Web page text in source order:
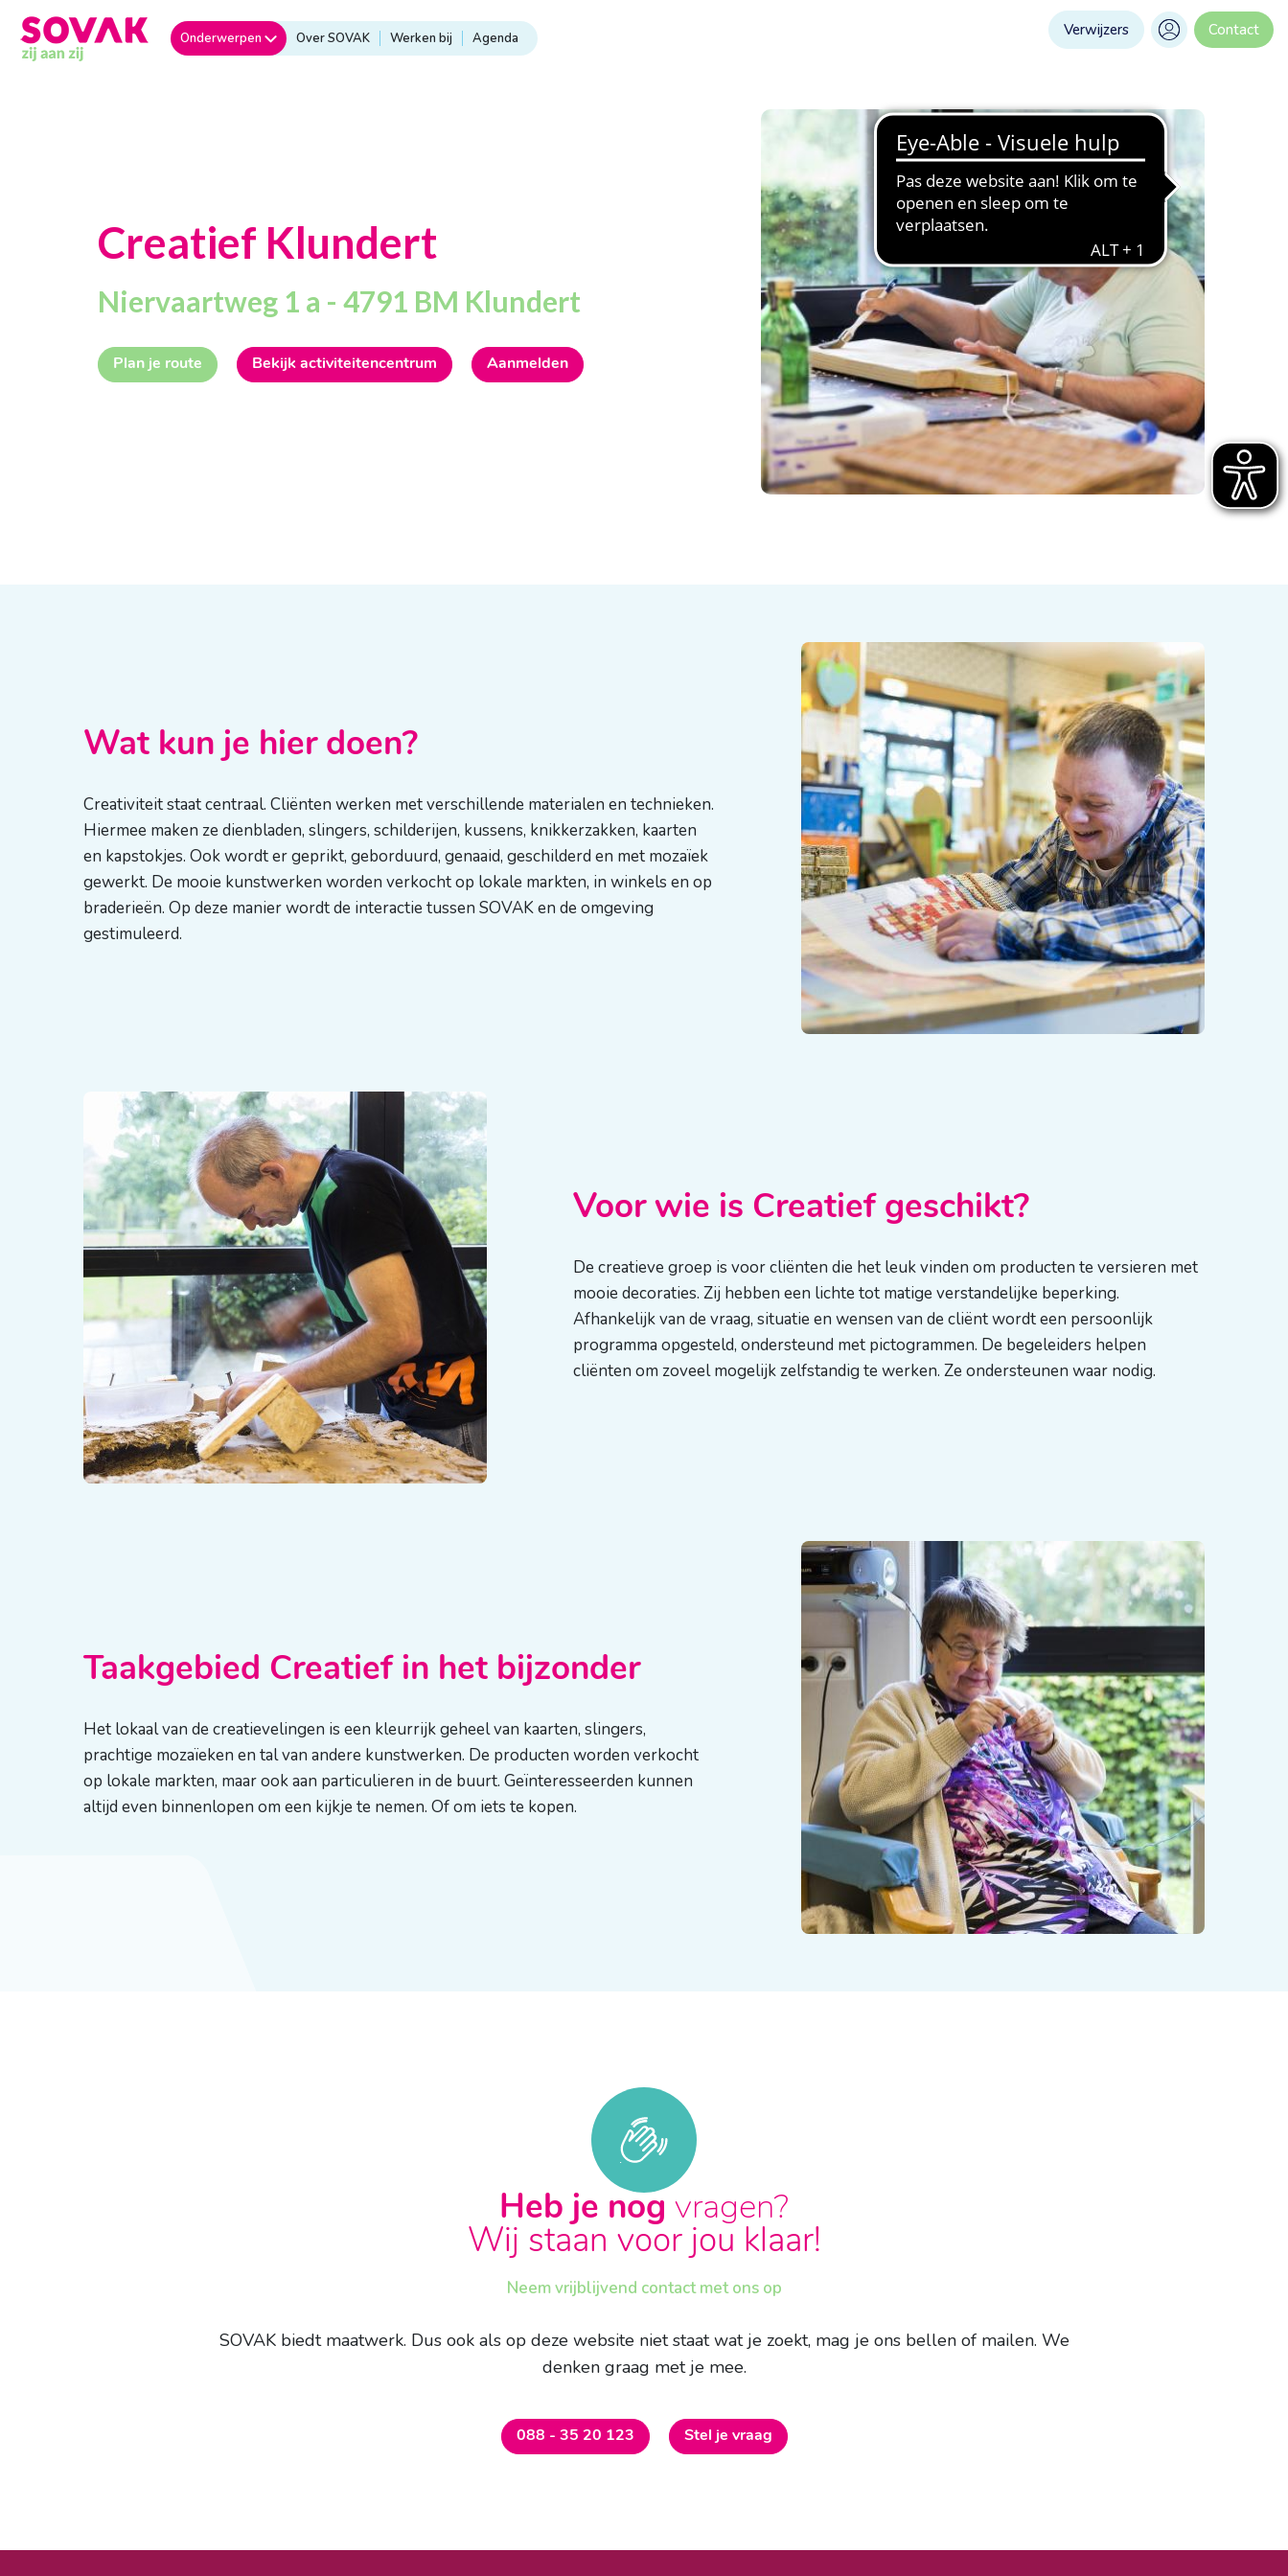
Onderwerpen Over SOVAK Werken bij Agenda Verwijzers Contact
Creatief Klundert
Niervaartweg 1 a - 4791 BM Klundert
Plan je route Bekijk activiteitencentrum Aanmelden
Wat kun je hier doen?
Creativiteit staat centraal. Cliënten werken met verschillende materialen en technieken.
Hiermee maken ze dienbladen, slingers, schilderijen, kussens, knikkerzakken, kaarten
en kapstokjes. Ook wordt er geprikt, geborduurd, genaaid, geschilderd en met mozaïek
gewerkt. De mooie kunstwerken worden verkocht op lokale markten, in winkels en op
braderieën. Op deze manier wordt de interactie tussen SOVAK en de omgeving
gestimuleerd.
Voor wie is Creatief geschikt?
De creatieve groep is voor cliënten die het leuk vinden om producten te versieren met
mooie decoraties. Zij hebben een lichte tot matige verstandelijke beperking.
Afhankelijk van de vraag, situatie en wensen van de cliënt wordt een persoonlijk
programma opgesteld, ondersteund met pictogrammen. De begeleiders helpen
cliënten om zoveel mogelijk zelfstandig te werken. Ze ondersteunen waar nodig.
Taakgebied Creatief in het bijzonder
Het lokaal van de creatievelingen is een kleurrijk geheel van kaarten, slingers,
prachtige mozaïeken en tal van andere kunstwerken. De producten worden verkocht
op lokale markten, maar ook aan particulieren in de buurt. Geïnteresseerden kunnen
altijd even binnenlopen om een kijkje te nemen. Of om iets te kopen.
Heb je nog vragen?
Wij staan voor jou klaar!
Neem vrijblijvend contact met ons op
SOVAK biedt maatwerk. Dus ook als op deze website niet staat wat je zoekt, mag je ons bellen of mailen. We
denken graag met je mee.
088 - 35 20 123 Stel je vraag